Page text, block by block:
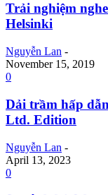
Trải nghiệm
Helsinki
Nguyễn Lan -
November 15, 2019
0
Dải trầm hấp
Ltd. Edition
Nguyễn Lan -
April 13, 2023
0